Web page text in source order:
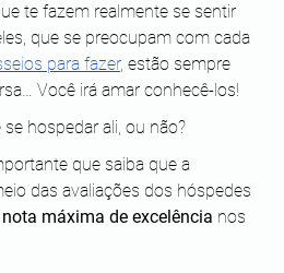
te fazem realmente se sentir
que se preocupam com cada
para fazer, estão sempre
Você irá amar conhecê-los!
hospedar ali, ou não?
que saiba que a
das avaliações dos hóspedes
nota máxima de excelência nos